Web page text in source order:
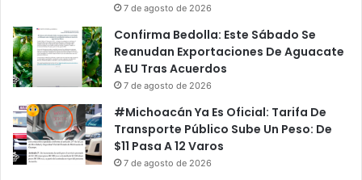
7 de agosto de 2026
Confirma Bedolla: Este Sábado Se
Reanudan Exportaciones De Aguacate
A EU Tras Acuerdos
7 de agosto de 2026
#Michoacán Ya Es Oficial: Tarifa De
Transporte Público Sube Un Peso: De
$11 Pasa A 12 Varos
7 de agosto de 2026